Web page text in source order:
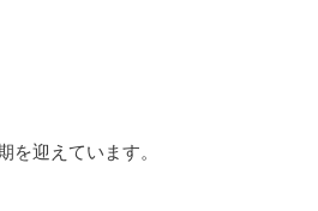
を迎えています。